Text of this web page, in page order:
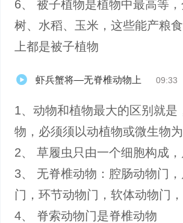
6、 被子植物是植物中最高等
树、水稻、玉米，这些能产粮
上都是被子植物
虾兵蟹将—无脊椎动物上 09:33
1、动物和植物最大的区别就
物，必须须以动植物或微生物
2、 草履虫只由一个细胞构成
3、 无脊椎动物：腔肠动物门
门，环节动物门，软体动物门
4、 脊索动物门是脊椎动物